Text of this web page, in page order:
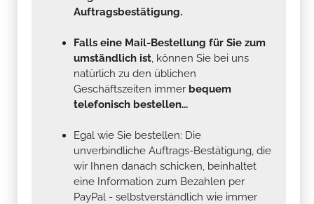
Auftragsbestätigung.
Falls eine Mail-Bestellung für Sie zum
umständlich ist, können Sie bei uns
natürlich zu den üblichen
Geschäftszeiten immer bequem
telefonisch bestellen...
Egal wie Sie bestellen: Die
unverbindliche Auftrags-Bestätigung, die
wir Ihnen danach schicken, beinhaltet
eine Information zum Bezahlen per
PayPal - selbstverständlich wie immer